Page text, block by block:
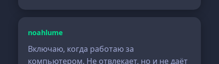
noahlume
Включаю, когда работаю за
компьютером. Не отвлекает, но и не даёт